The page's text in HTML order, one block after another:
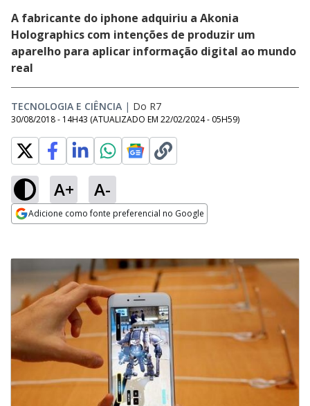
A fabricante do iphone adquiriu a Akonia
Holographics com intenções de produzir um
aparelho para aplicar informação digital ao mundo
real
TECNOLOGIA E CIÊNCIA | Do R7
30/08/2018 - 14H43 (ATUALIZADO EM 22/02/2024 - 05H59)
A+ A-
Adicione como fonte preferencial no Google